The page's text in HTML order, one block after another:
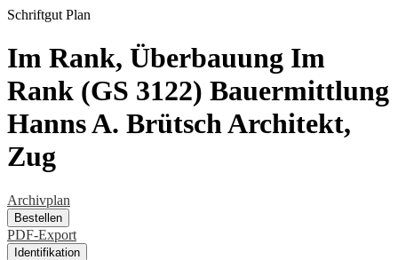
Schriftgut Plan
Im Rank, Überbauung Im
Rank (GS 3122) Bauermittlung
Hanns A. Brütsch Architekt,
Zug
Archivplan
Bestellen
PDF-Export
Identifikation